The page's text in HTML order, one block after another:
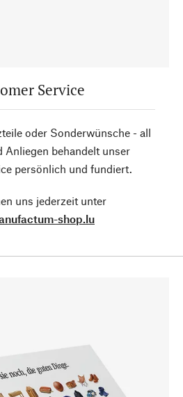
Service
oder Sonderwünsche - all
Anliegen behandelt unser
persönlich und fundiert.
uns jederzeit unter
shop.lu